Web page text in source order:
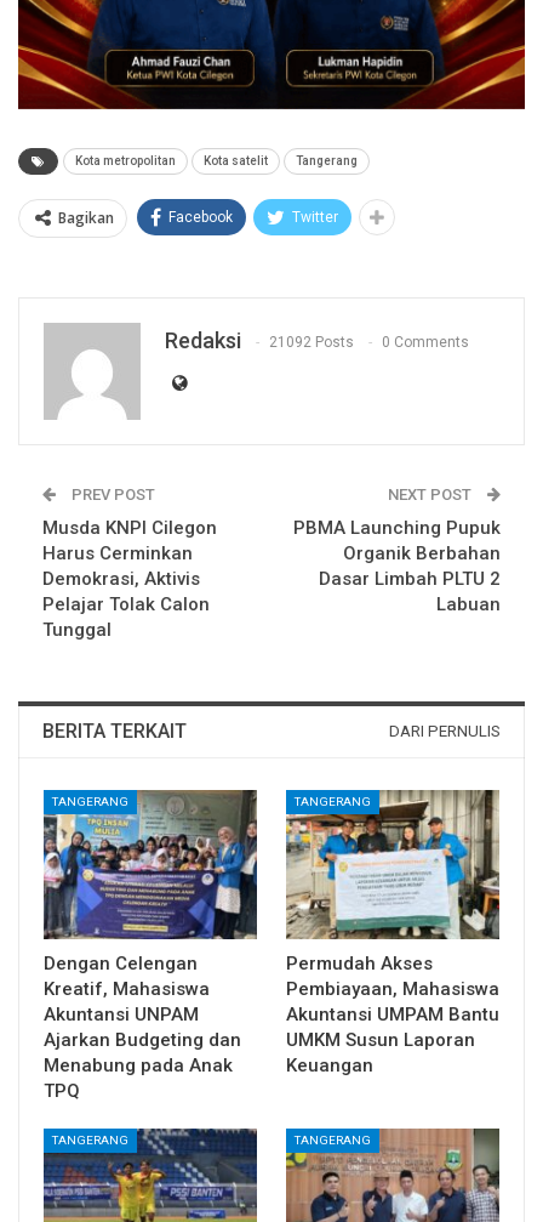
Kota metropolitan Kota satelit Tangerang
Bagikan Facebook Twitter
Redaksi 21092 Posts 0 Comments
PREV POST
Musda KNPI Cilegon
Harus Cerminkan
Demokrasi, Aktivis
Pelajar Tolak Calon
Tunggal
NEXT POST
PBMA Launching Pupuk
Organik Berbahan
Dasar Limbah PLTU 2
Labuan
BERITA TERKAIT DARI PERNULIS
TANGERANG
Dengan Celengan
Kreatif, Mahasiswa
Akuntansi UNPAM
Ajarkan Budgeting dan
Menabung pada Anak
TPQ
TANGERANG
Permudah Akses
Pembiayaan, Mahasiswa
Akuntansi UMPAM Bantu
UMKM Susun Laporan
Keuangan
TANGERANG TANGERANG